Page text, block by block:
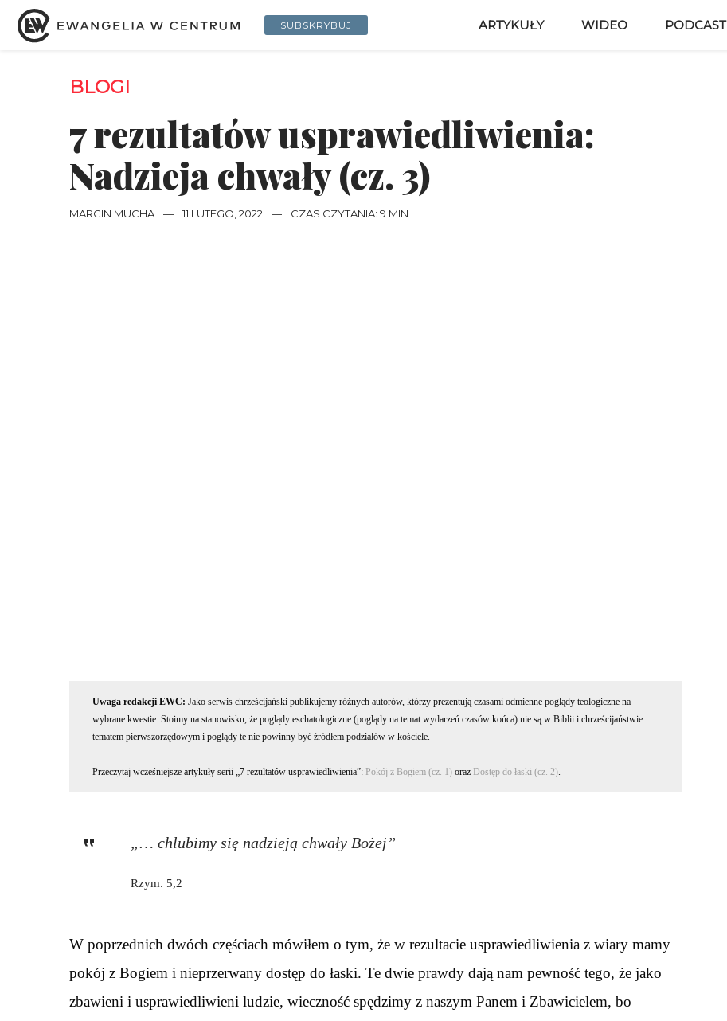
SUBSKRYBUJ ARTYKUŁY WIDEO PODCAST
BLOGI
7 rezultatów usprawiedliwienia:
Nadzieja chwały (cz. 3)
MARCIN MUCHA — 11 LUTEGO, 2022 — CZAS CZYTANIA: 9 MIN
Uwaga redakcji EWC: Jako serwis chrześcijański publikujemy różnych autorów, którzy prezentują czasami odmienne poglądy teologiczne na
wybrane kwestie. Stoimy na stanowisku, że poglądy eschatologiczne (poglądy na temat wydarzeń czasów końca) nie są w Biblii i chrześcijaństwie
tematem pierwszorzędowym i poglądy te nie powinny być źródłem podziałów w kościele.
Przeczytaj wcześniejsze artykuły serii „7 rezultatów usprawiedliwienia”: Pokój z Bogiem (cz. 1)oraz Dostęp do łaski (cz. 2).
„… chlubimy się nadzieją chwały Bożej”
Rzym. 5,2
W poprzednich dwóch częściach mówiłem o tym, że w rezultacie usprawiedliwienia z wiary mamy
pokój z Bogiem i nieprzerwany dostęp do łaski. Te dwie prawdy dają nam pewność tego, że jako
zbawieni i usprawiedliwieni ludzie, wieczność spędzimy z naszym Panem i Zbawicielem, bo